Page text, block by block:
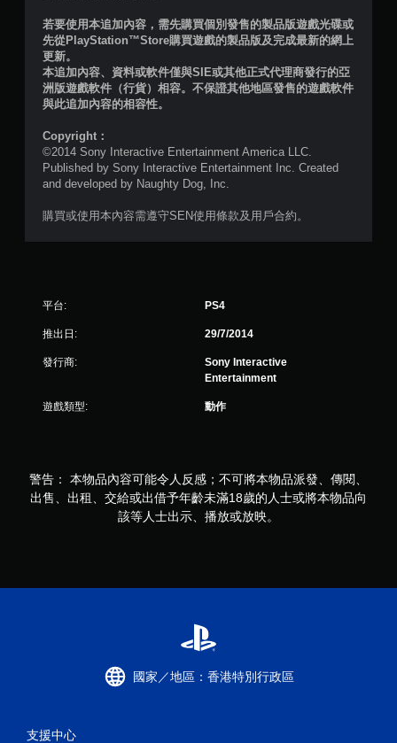
，
共
評
若要使用本追加內容，需先購買個別發售的製品版遊戲光碟或
先從PlayStation™Store購買遊戲的製品版及完成最新的網上
更新。
本追加內容、資料或軟件僅與SIE或其他正式代理商發行的亞
洲版遊戲軟件（行貨）相容。不保證其他地區發售的遊戲軟件
與此追加內容的相容性。
Copyright：
©2014 Sony Interactive Entertainment America LLC.
Published by Sony Interactive Entertainment Inc. Created
and developed by Naughty Dog, Inc.
購買或使用本內容需遵守SEN使用條款及用戶合約。
平台: PS4
推出日: 29/7/2014
發行商:
Sony Interactive
Entertainment
遊戲類型: 動作
警告： 本物品內容可能令人反感；不可將本物品派發、傳閱、
出售、出租、交給或出借予年齡未滿18歲的人士或將本物品向
該等人士出示、播放或放映。
國家／地區：香港特別行政區
支援中心